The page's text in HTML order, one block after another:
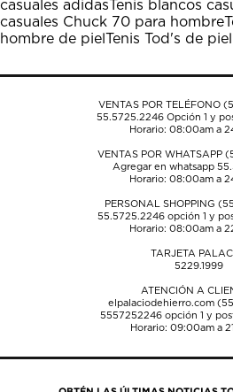
abrirá
el
formulario
envío.
abrirá
el
formulario
envío.
abrirá
el
formulario
envío.
abrirá
el
formulario
envío.
abrirá
el
formulario
envío.
casuales adidasTenis blancos
casuales Chuck 70 para hombre
hombre de piel Tenis Tod's de
VENTAS POR TELÉFONO
55.5725.2246Opción 1 y
Horario: 08:00am a
VENTAS POR WHATSAPP
Agregar en whatsapp
Horario: 08:00am a
PERSONAL SHOPPING
55.5725.2246opción 1 y
Horario: 08:00am a
TARJETA
5229.1999
ATENCIÓN A
elpalaciodehierro.com
5557252246opción 1 y
Horario: 09:00am a